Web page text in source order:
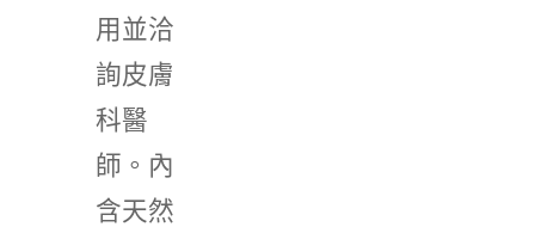
用並洽
詢皮膚
科醫
師。內
含天然